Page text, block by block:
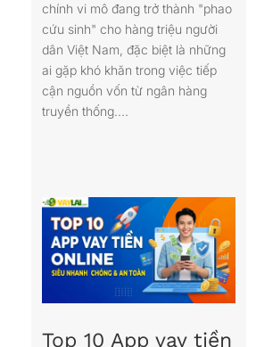
chính vi mô đang trở thành "phao
cứu sinh" cho hàng triệu người
dân Việt Nam, đặc biệt là những
ai gặp khó khăn trong việc tiếp
cận nguồn vốn từ ngân hàng
truyền thống....
Top 10 App vay tiền